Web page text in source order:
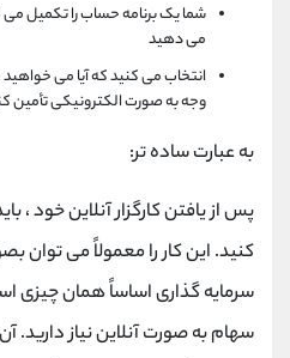
شما یک برنامه حساب را تکمیل می
می دهید
انتخاب می کنید که آیا می
وجه به صورت الکترونیکی تأمین
به عبارت ساده تر:
پس از یافتن کارگزار آنلاین خود ،
کنید. این کار را معمولاً می توان
سرمایه گذاری اساساً همان چیزی
سهام به صورت آنلاین نیاز دارید.